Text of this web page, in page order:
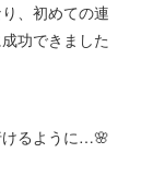
、初めての連
功できました
けるように…🌸